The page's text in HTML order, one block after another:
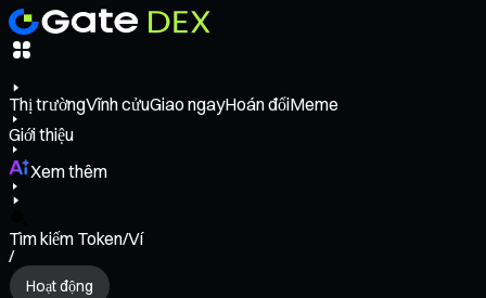
Thị trườngVĩnh cửuGiao ngayHoán đổiMeme
Giới thiệu
Xem thêm
Tìm kiếm Token/Ví
/
Hoạt động